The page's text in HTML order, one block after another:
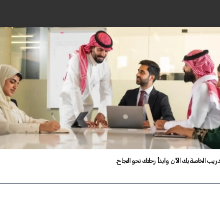
الخاصة بك الآن وابدأ رحلتك نحو النجاح.